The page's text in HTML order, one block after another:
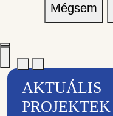
Mégsem
AKTUÁLIS
PROJEKTEK